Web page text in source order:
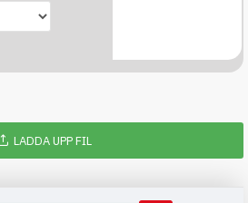
LADDA UPP FIL